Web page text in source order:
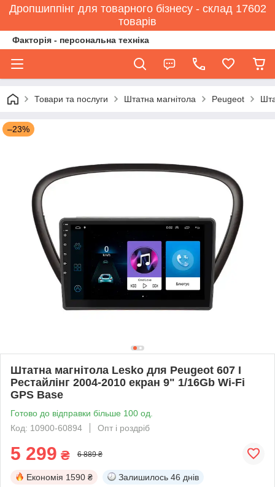
Дропшиппінг для товарного бізнесу - склад 17602
товарів
Факторія - персональна техніка
Товари та послуги Штатна магнітола Peugeot
–23%
Штатна магнітола Lesko для Peugeot 607 I
Рестайлінг 2004-2010 екран 9" 1/16Gb Wi-Fi
GPS Base
Готово до відправки більше 100 од.
Код: 10900-60894
Опт і роздріб
5 299 ₴ 6 889 ₴
Економія 1590 ₴ Залишилось 46 днів